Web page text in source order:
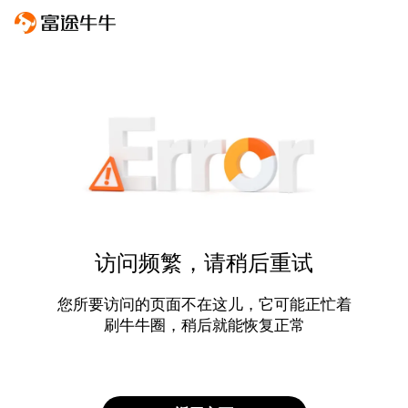
访问频繁，请稍后重试
您所要访问的页面不在这儿，它可能正忙着
刷牛牛圈，稍后就能恢复正常